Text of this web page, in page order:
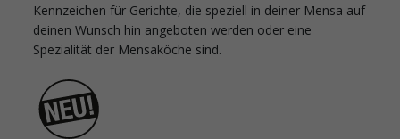
Kennzeichen für Gerichte, die speziell in deiner Mensa auf
deinen Wunsch hin angeboten werden oder eine
Spezialität der Mensaköche sind.